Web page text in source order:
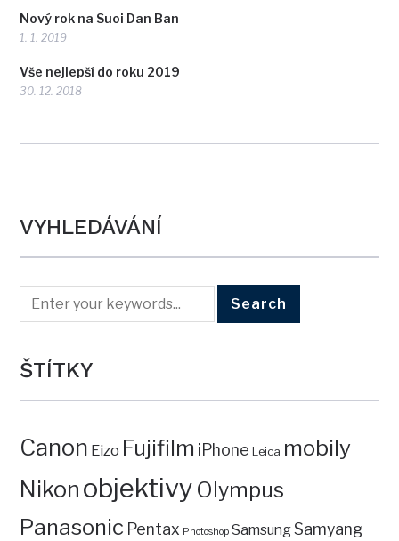
Nový rok na Suoi Dan Ban
1. 1. 2019
Vše nejlepší do roku 2019
30. 12. 2018
VYHLEDÁVÁNÍ
ŠTÍTKY
Canon Eizo Fujifilm iPhone Leica mobily
Nikon objektivy Olympus
Panasonic Pentax Photoshop SamsungSamyang